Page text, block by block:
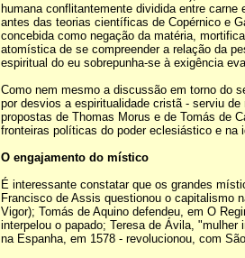
humana conflitantemente dividida entre
antes das teorias científicas de Copérnico e
concebida como negação da matéria,
atomística de se compreender a relação da
espiritual do eu sobrepunha-se à exigência
Como nem mesmo a discussão em torno do
por desvios a espiritualidade cristã - serviu
propostas de Thomas Morus e de Tomás de
fronteiras políticas do poder eclesiástico e na
O engajamento do místico
É interessante constatar que os grandes
Francisco de Assis questionou o capitalismo
Vigor); Tomás de Aquino defendeu, em O
interpelou o papado; Teresa de Ávila,
na Espanha, em 1578 - revolucionou, com